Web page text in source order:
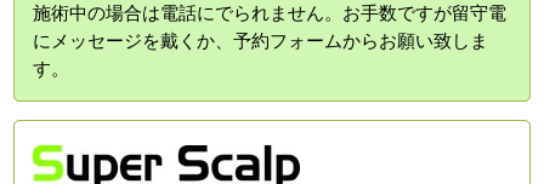
施術中の場合は電話にでられません。お手数ですが留守電
にメッセージを戴くか、予約フォームからお願い致しま
す。